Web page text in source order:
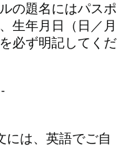
の題名にはパスポ
生年月日（日／月
必ず明記してくだ
には、英語でご自